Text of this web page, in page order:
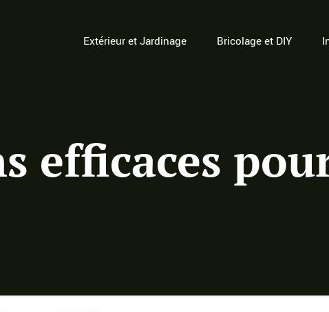
Extérieur et Jardinage Bricolage et DIY
efficaces